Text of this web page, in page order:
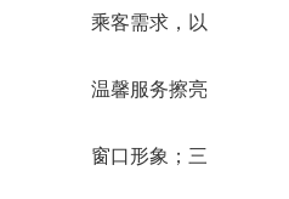
乘客需求，以
温馨服务擦亮
窗口形象；三